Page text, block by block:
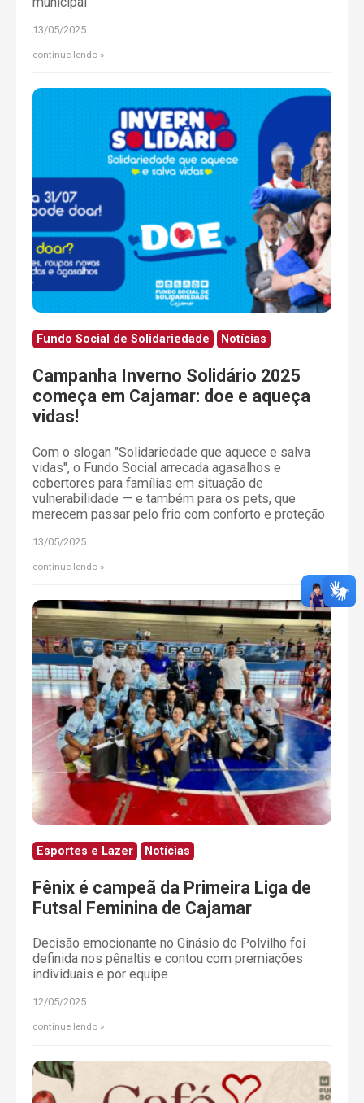
13/05/2025
continue lendo
Fundo Social de Solidariedade Notícias
Campanha Inverno Solidário 2025
começa em Cajamar: doe e aqueça
vidas!
Com o slogan "Solidariedade que aquece e salva
vidas", o Fundo Social arrecada agasalhos e
cobertores para famílias em situação de
vulnerabilidade — e também para os pets, que
merecem passar pelo frio com conforto e proteção
13/05/2025
continue lendo
Esportes e Lazer Notícias
Fênix é campeã da Primeira Liga de
Futsal Feminina de Cajamar
Decisão emocionante no Ginásio do Polvilho foi
definida nos pênaltis e contou com premiações
individuais e por equipe
12/05/2025
continue lendo